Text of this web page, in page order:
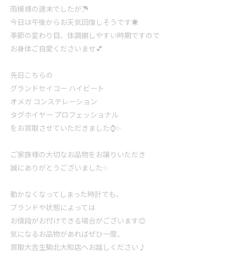
雨模様の週末でしたが☂️
今日は午後からお天気回復しそうです☀️
季節の変わり目、体調崩しやすい時期ですので
お身体ご自愛くださいませ💕
先日こちらの
グランドセイコー ハイビート
オメガ コンステレーション
タグホイヤー プロフェッショナル
をお買取させていただきました⌚️✨
ご家族様の大切なお品物をお譲りいただき
誠にありがとうございました✨
動かなくなってしまった時計でも、
ブランドや状態によっては
お値段がお付けできる場合がございます😊
気になるお品物があればぜひ一度、
買取大吉生駒北大和店へお越しください♪